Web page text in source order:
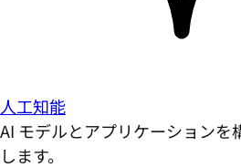
人工知能
AI モデルとアプリケーションを
します。